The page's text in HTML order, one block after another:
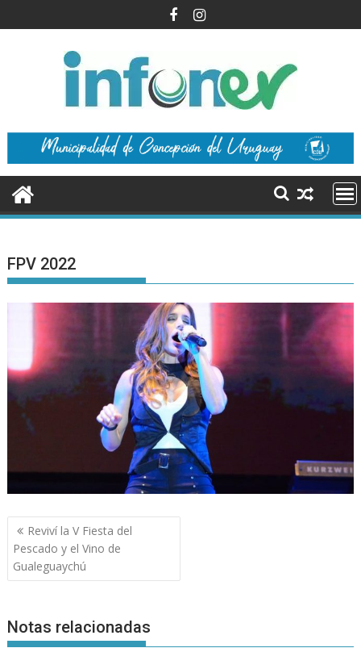
al
FPV 2022
Navegación
de
entradas
Reviví la V Fiesta del
Pescado y el Vino de
Gualeguaychú
Notas relacionadas